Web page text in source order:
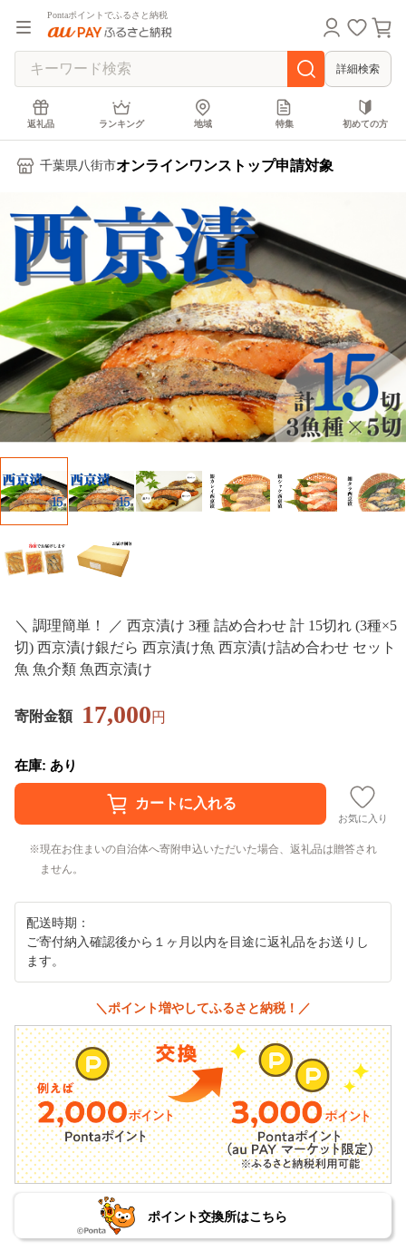
Pontaポイントでふるさと納税
詳細検索
返礼品 ランキング 地域 特集 初めての方
千葉県八街市オンラインワンストップ申請対象
＼ 調理簡単！ ／ 西京漬け 3種 詰め合わせ 計 15切れ (3種×5
切) 西京漬け銀だら 西京漬け魚 西京漬け詰め合わせ セット
魚 魚介類 魚西京漬け
寄附金額 17,000円
在庫: あり
お気に入り
現在お住まいの自治体へ寄附申込いただいた場合、返礼品は贈答され
ません。
配送時期：
ご寄付納入確認後から１ヶ月以内を目途に返礼品をお送りし
ます。
＼ポイント増やしてふるさと納税！／
ポイント交換所はこちら